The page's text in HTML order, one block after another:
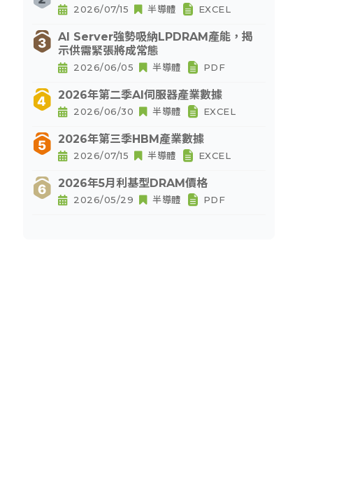
2026/07/15 半導體 EXCEL
AI Server強勢吸納LPDRAM產能，揭
示供需緊張將成常態
2026/06/05 半導體 PDF
2026年第二季AI伺服器產業數據
2026/06/30 半導體 EXCEL
2026年第三季HBM產業數據
2026/07/15 半導體 EXCEL
2026年5月利基型DRAM價格
2026/05/29 半導體 PDF